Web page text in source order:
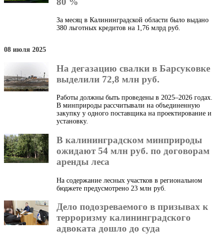
За месяц в Калининградской области было выдано
380 льготных кредитов на 1,76 млрд руб.
08 июля 2025
На дегазацию свалки в Барсуковке
выделили 72,8 млн руб.
Работы должны быть проведены в 2025–2026 годах.
В минприроды рассчитывали на объединенную
закупку у одного поставщика на проектирование и
установку.
В калининградском минприроды
ожидают 54 млн руб. по договорам
аренды леса
На содержание лесных участков в региональном
бюджете предусмотрено 23 млн руб.
Дело подозреваемого в призывах к
терроризму калининградского
адвоката дошло до суда